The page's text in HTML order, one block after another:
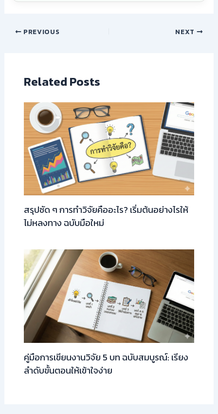
PREVIOUS NEXT
Related Posts
สรุปชัด ๆ การทำวิจัยคืออะไร? เริ่มต้นอย่างไรให้
ไม่หลงทาง ฉบับมือใหม่
คู่มือการเขียนงานวิจัย 5 บท ฉบับสมบูรณ์: เรียง
ลำดับขั้นตอนให้เข้าใจง่าย